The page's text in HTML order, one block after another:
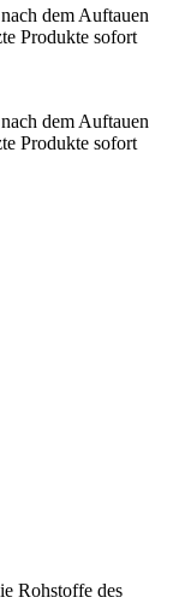
dem Auftauen
Produkte sofort
dem Auftauen
Produkte sofort
Rohstoffe des